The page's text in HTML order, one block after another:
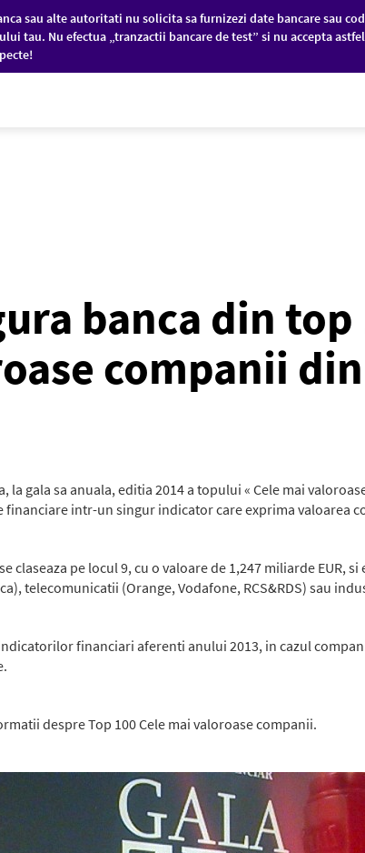
sau alte autoritati nu solicita sa furnizezi date bancare sau
tau. Nu efectua „tranzactii bancare de test” si nu accepta
FIZICE
banca din top
companii din
la gala sa anuala, editia 2014 a topului « Cele mai
intr-un singur indicator care exprima valoarea
claseaza pe locul 9, cu o valoare de 1,247 miliarde
telecomunicatii (Orange, Vodafone, RCS&RDS) sau
financiari aferenti anului 2013, in cazul
despre Top 100 Cele mai valoroase companii.